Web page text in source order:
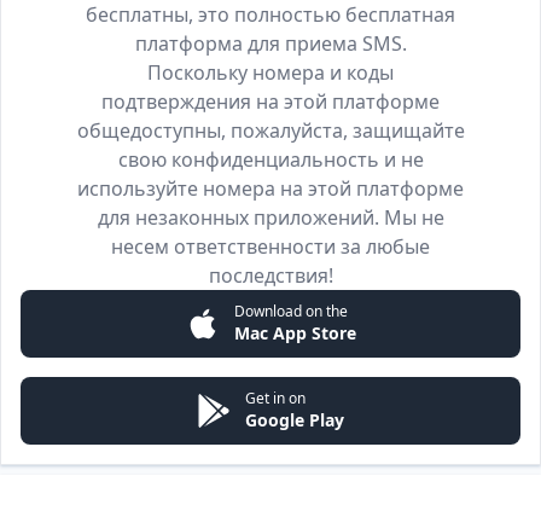
бесплатны, это полностью бесплатная
платформа для приема SMS.
Поскольку номера и коды
подтверждения на этой платформе
общедоступны, пожалуйста, защищайте
свою конфиденциальность и не
используйте номера на этой платформе
для незаконных приложений. Мы не
несем ответственности за любые
последствия!
Download on the
Mac App Store
Get in on
Google Play